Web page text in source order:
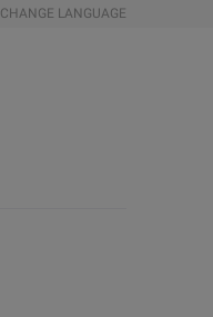
CHANGE LANGUAGE